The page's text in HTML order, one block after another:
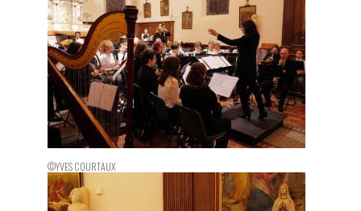
©YVES COURTAUX